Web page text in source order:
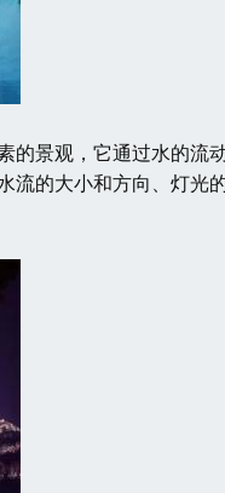
景观，它通过水的流
的大小和方向、灯光